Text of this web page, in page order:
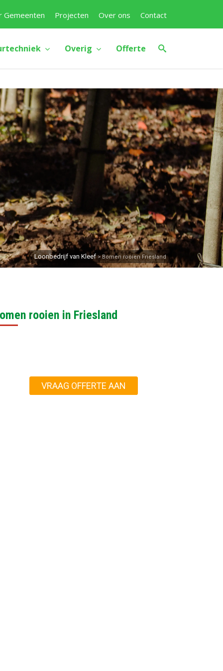
Gemeenten Projecten Over ons Contact
Overig Offerte
Loonbedrijf van Kleef>Bomen rooien Friesland
rooien in Friesland
VRAAG OFFERTE AAN